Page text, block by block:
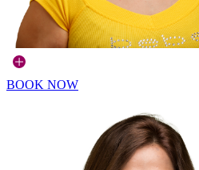
BOOK NOW